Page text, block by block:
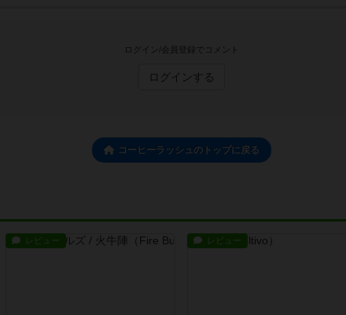
ログイン/会員登録でコメント
ログインする
コーヒーラッシュのトップに戻る
レビュー レビュー